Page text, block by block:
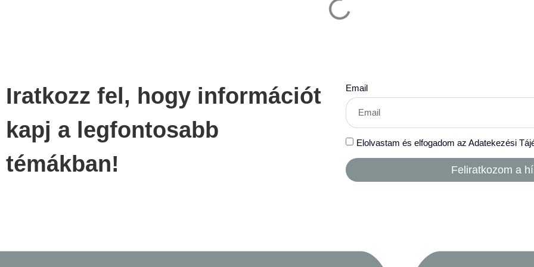
Iratkozz fel, hogy információt
kapj a legfontosabb
témákban!
Email
Elolvastam és elfogadom az Adatekezési
Feliratkozom a